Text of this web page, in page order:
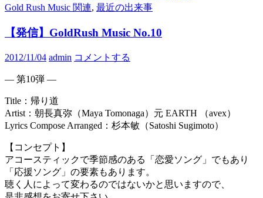
Gold Rush Music 関連, 最近の出来事
【発信】GoldRush Music No.10
2012/11/04 admin コメントする
— 第10弾 —
Title：帰り道
Artist：朝長真弥（Maya Tomonaga）元 EARTH （avex）
Lyrics Compose Arranged：杉本敏（Satoshi Sugimoto）
【コンセプト】
アコースティックで季節感のある「恋愛ソング」でもあり
「応援ソング」の要素もあります。
聴く人によって変わるのではないかと思いますので、